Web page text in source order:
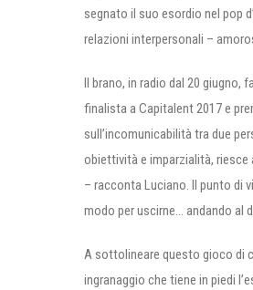
segnato il suo esordio nel pop
relazioni interpersonali –
Il brano, in radio dal 20
finalista a Capitalent 2017 e
sull’incomunicabilità tra due
obiettività e imparzialità, riesce
– racconta Luciano. Il punto di
modo per uscirne… andando al
A sottolineare questo gioco di
ingranaggio che tiene in piedi